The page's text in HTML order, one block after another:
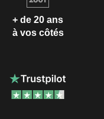
+ de 20 ans
à vos côtés